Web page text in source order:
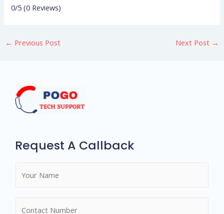
0/5(0 Reviews)
← Previous Post Next Post →
Request A Callback